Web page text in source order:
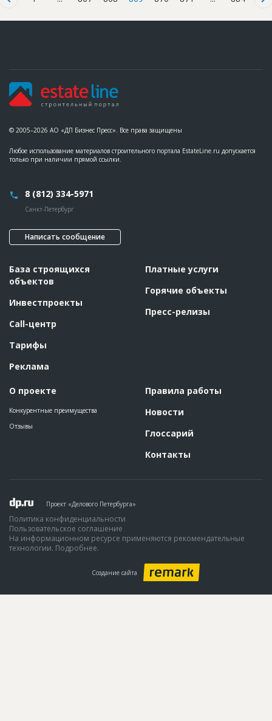
© 2005–2026 АО «ДП Бизнес Пресс». Все права защищены
Любое использование материалов строительного портала EstateLine.ru допускается
только при наличии прямой ссылки.
8 (812) 334-5971
Санкт-Петербург
Написать сообщение
База строящихся
объектов
Инвестпроекты
Call-центр
Тарифы
Реклама
О проекте
Конкурентные преимущества
Отзывы
Платные услуги
Горячие объекты
Пресс-релизы
Правила работы
Новости
Глоссарий
Контакты
Проект «Делового Петербурга»
Политика конфиденциальности
Пользовательское соглашение
На информационном ресурсе применяются рекомендательные
технологии. Подробнее.
Создание сайта